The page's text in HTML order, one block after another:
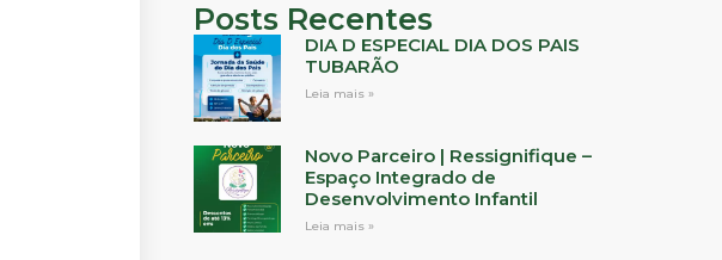
Posts Recentes
DIA D ESPECIAL DIA DOS PAIS
TUBARÃO
Leia mais »
Novo Parceiro | Ressignifique –
Espaço Integrado de
Desenvolvimento Infantil
Leia mais »